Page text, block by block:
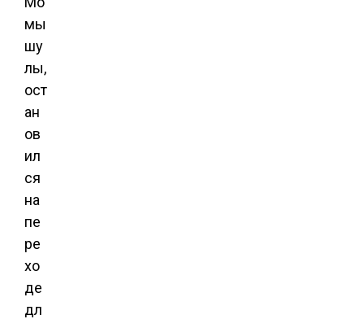
мы
шу
лы,
ост
ан
ов
ил
ся
на
пе
ре
хо
де
дл